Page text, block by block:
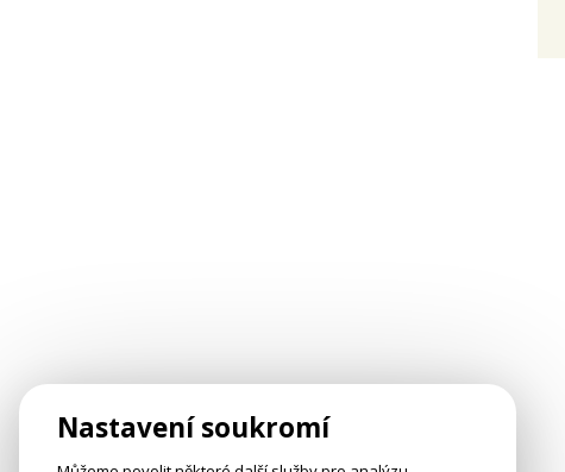
Nastavení soukromí